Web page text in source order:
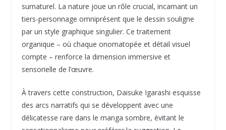
surnaturel. La nature joue un rôle crucial, incarnant un
tiers-personnage omniprésent que le dessin souligne
par un style graphique singulier. Ce traitement
organique – où chaque onomatopée et détail visuel
compte – renforce la dimension immersive et
sensorielle de l’œuvre.
À travers cette construction, Daisuke Igarashi esquisse
des arcs narratifs qui se développent avec une
délicatesse rare dans le manga sombre, évitant le